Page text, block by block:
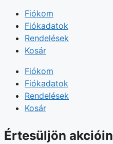
Fiókom
Fiókadatok
Rendelések
Kosár
Fiókom
Fiókadatok
Rendelések
Kosár
Értesüljön